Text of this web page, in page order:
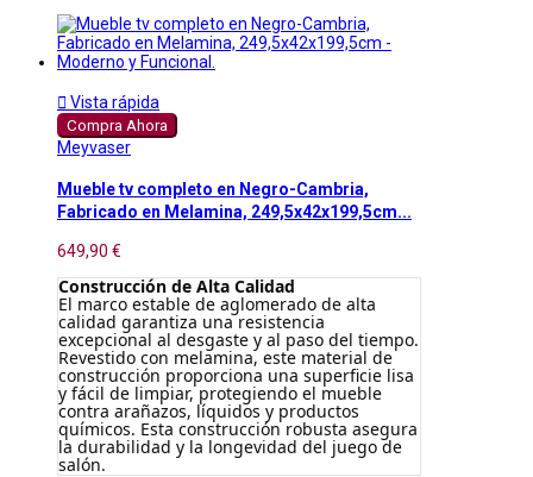
 Vista rápida
Compra Ahora
Meyvaser
Mueble tv completo en Negro-Cambria,
Fabricado en Melamina, 249,5x42x199,5cm...
649,90 €
Construcción de Alta Calidad
El marco estable de aglomerado de alta
calidad garantiza una resistencia
excepcional al desgaste y al paso del tiempo.
Revestido con melamina, este material de
construcción proporciona una superficie lisa
y fácil de limpiar, protegiendo el mueble
contra arañazos, líquidos y productos
químicos. Esta construcción robusta asegura
la durabilidad y la longevidad del juego de
salón.